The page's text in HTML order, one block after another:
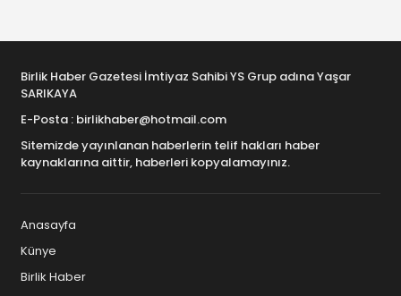
Birlik Haber Gazetesi İmtiyaz Sahibi YS Grup adına Yaşar
SARIKAYA
E-Posta : birlikhaber@hotmail.com
Sitemizde yayınlanan haberlerin telif hakları haber
kaynaklarına aittir, haberleri kopyalamayınız.
Anasayfa
Künye
Birlik Haber